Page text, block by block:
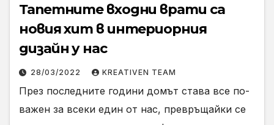
Тапетните входни врати са
новия хит в интериорния
дизайн у нас
28/03/2022 KREATIVEN TEAM
През последните години домът става все по-
важен за всеки един от нас, превръщайки се